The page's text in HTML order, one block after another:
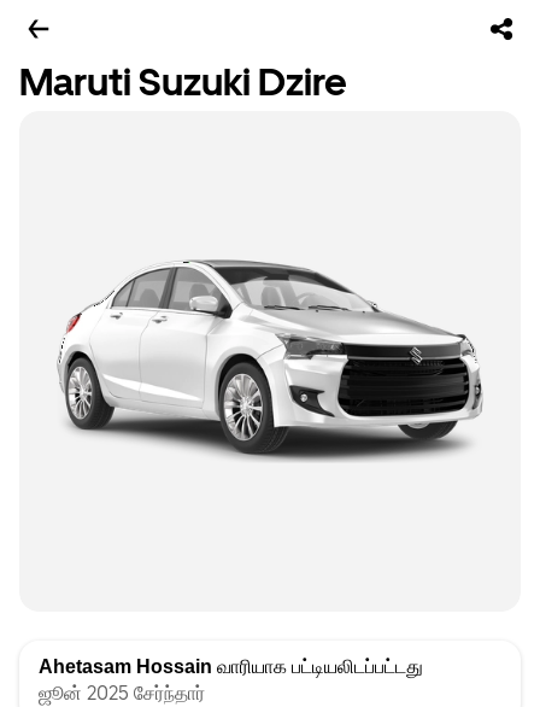
Maruti Suzuki Dzire
Ahetasam Hossain வாரியாக பட்டியலிடப்பட்டது
ஜூன் 2025 சேர்ந்தார்